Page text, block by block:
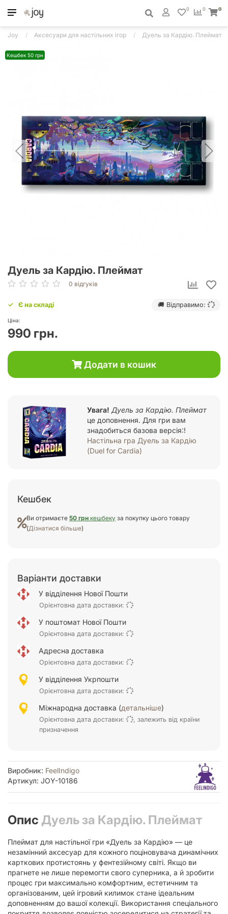
0
0 0
Joy Аксесуари для настільних ігор Дуель за Кардію. Плеймат
Кешбек 50 грн
Дуель за Кардію. Плеймат
0 відгуків
Є на складі 🚚 Відправимо:
Ціна:
990 грн.
Додати в кошик
Увага! Дуель за Кардію. Плеймат
це доповнення. Для гри вам
знадобиться базова версія:!
Настільна гра Дуель за Кардію
(Duel for Cardia)
Кешбек
Ви отримаєте 50 грн кешбеку за покупку цього товару
(Дізнатися більше)
Варіанти доставки
У відділення Нової Пошти
Орієнтовна дата доставки:
У поштомат Нової Пошти
Орієнтовна дата доставки:
Адресна доставка
Орієнтовна дата доставки:
У відділення Укрпошти
Орієнтовна дата доставки:
Міжнародна доставка (детальніше)
Орієнтовна дата доставки:
, залежить від країни
призначення
Виробник: FeelIndigo
Артикул: JOY-10186
Опис Дуель за Кардію. Плеймат
Плеймат для настільної гри «Дуель за Кардію» — це
незамінний аксесуар для кожного поціновувача динамічних
карткових протистоянь у фентезійному світі. Якщо ви
прагнете не лише перемогти свого суперника, а й зробити
процес гри максимально комфортним, естетичним та
організованим, цей ігровий килимок стане ідеальним
доповненням до вашої колекції. Використання спеціального